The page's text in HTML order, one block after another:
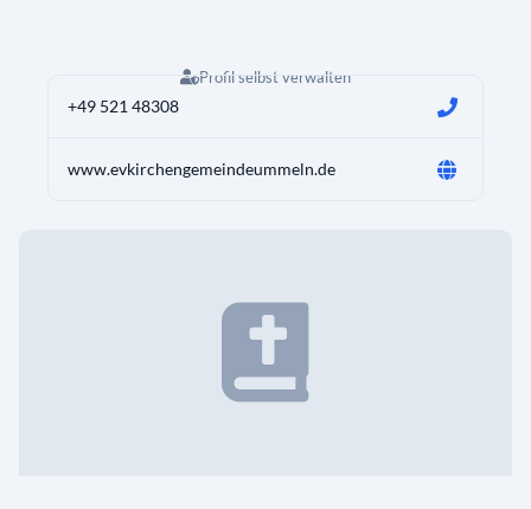
Profil selbst verwalten
+49 521 48308
www.evkirchengemeindeummeln.de